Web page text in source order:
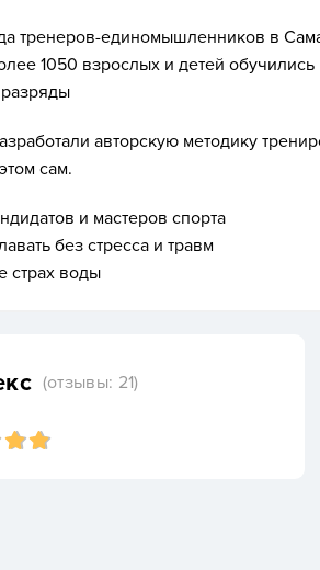
тренеров-единомышленников в
1050 взрослых и детей
авторскую методику
сам.
и мастеров спорта
без стресса и травм
страх воды
(отзывы: 21)